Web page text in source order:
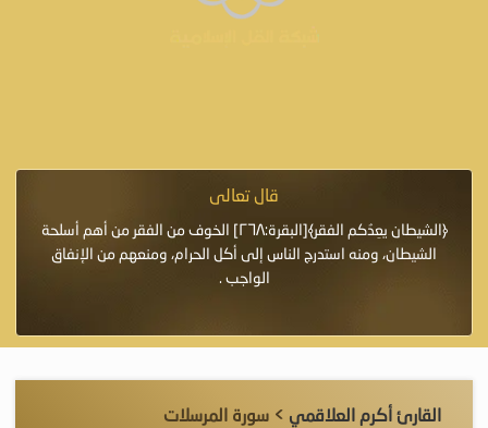
قال تعالى
﴿الشيطان يعِدُكم الفقر﴾[البقرة:٢٦٨] الخوف من الفقر من أهم أسلحة
الشيطان، ومنه استدرج الناس إلى أكل الحرام، ومنعهم من الإنفاق
الواجب .
القارئ أكرم العلاقمي > سورة المرسلات